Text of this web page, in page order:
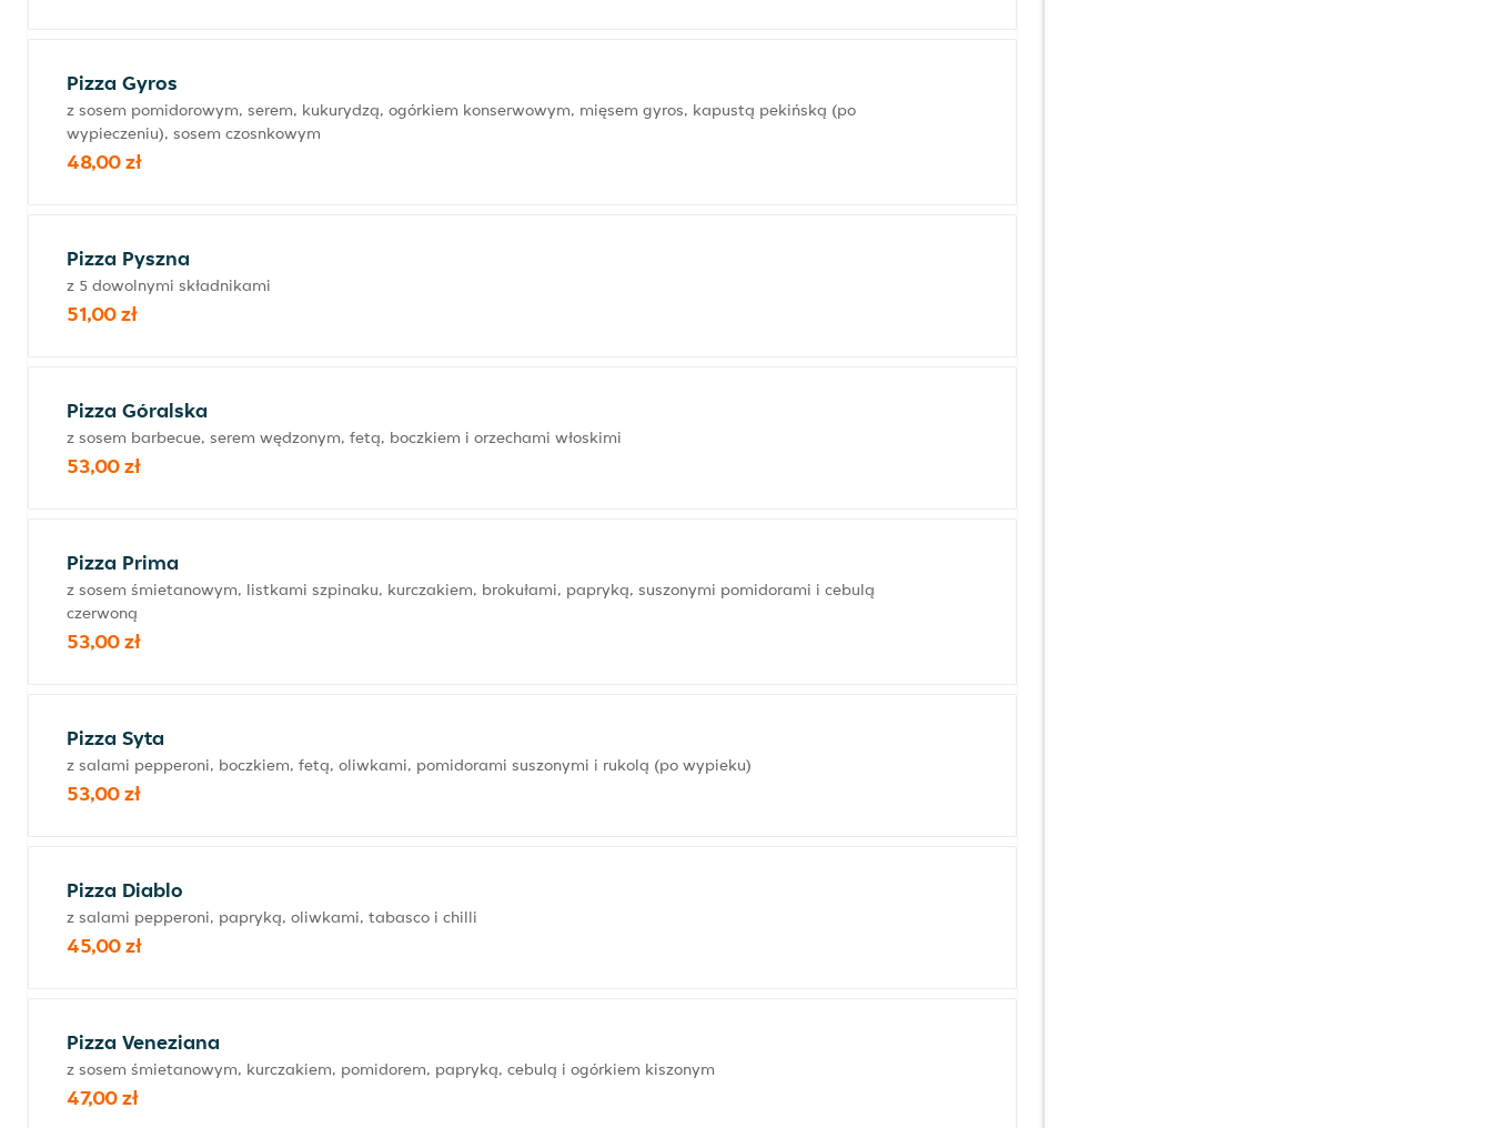
Pizza Gyros
z sosem pomidorowym, serem, kukurydzą, ogórkiem konserwowym, mięsem gyros, kapustą pekińską (po
wypieczeniu), sosem czosnkowym
48,00 zł
Pizza Pyszna
z 5 dowolnymi składnikami
51,00 zł
Pizza Góralska
z sosem barbecue, serem wędzonym, fetą, boczkiem i orzechami włoskimi
53,00 zł
Pizza Prima
z sosem śmietanowym, listkami szpinaku, kurczakiem, brokułami, papryką, suszonymi pomidorami i cebulą
czerwoną
53,00 zł
Pizza Syta
z salami pepperoni, boczkiem, fetą, oliwkami, pomidorami suszonymi i rukolą (po wypieku)
53,00 zł
Pizza Diablo
z salami pepperoni, papryką, oliwkami, tabasco i chilli
45,00 zł
Pizza Veneziana
z sosem śmietanowym, kurczakiem, pomidorem, papryką, cebulą i ogórkiem kiszonym
47,00 zł